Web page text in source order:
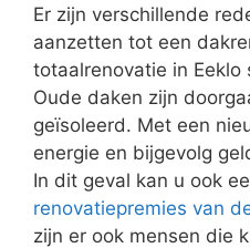
Er zijn verschillende
aanzetten tot een
totaalrenovatie in
Oude daken zijn
geïsoleerd. Met een
energie en bijgevolg
In dit geval kan u ook
renovatiepremies van
zijn er ook mensen die